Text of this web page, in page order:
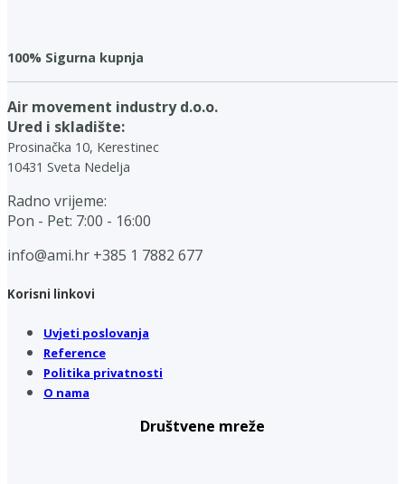
100% Sigurna kupnja
Air movement industry d.o.o.
Ured i skladište:
Prosinačka 10, Kerestinec
10431 Sveta Nedelja
Radno vrijeme:
Pon - Pet: 7:00 - 16:00
info@ami.hr +385 1 7882 677
Korisni linkovi
Uvjeti poslovanja
Reference
Politika privatnosti
O nama
Društvene mreže